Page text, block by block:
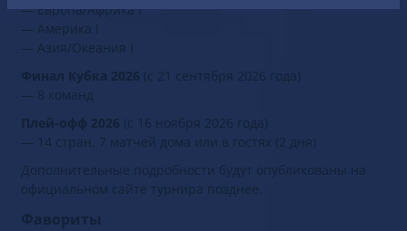
— Европа/Африка I
— Америка I
— Азия/Океания I
Финал Кубка 2026 (с 21 сентября 2026 года)
— 8 команд
Плей-офф 2026 (с 16 ноября 2026 года)
— 14 стран, 7 матчей дома или в гостях (2 дня)
Дополнительные подробности будут опубликованы на
официальном сайте турнира позднее.
Фавориты